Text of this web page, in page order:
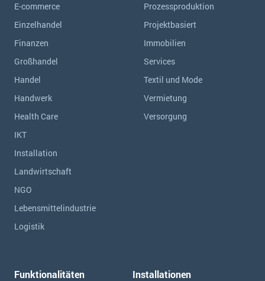
E-commerce
Einzelhandel
Finanzen
Großhandel
Handel
Handwerk
Health Care
IKT
Installation
Landwirtschaft
NGO
Lebensmittelindustrie
Logistik
Prozessproduktion
Projektbasiert
Immobilien
Services
Textil und Mode
Vermietung
Versorgung
Funktionalitäten Installationen